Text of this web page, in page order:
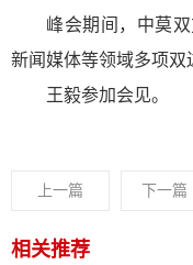
峰会期间，中莫
新闻媒体等领域多项双
王毅参加会见。
上一篇 下一篇
相关推荐